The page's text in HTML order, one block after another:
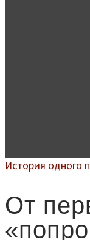
История одного
От